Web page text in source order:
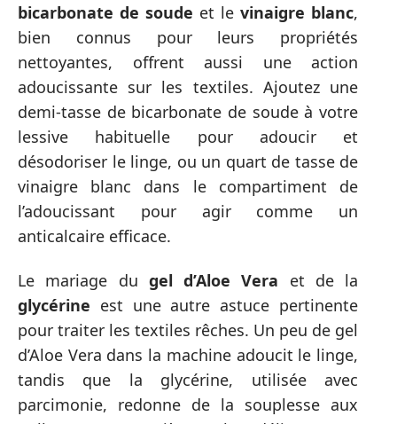
bicarbonate de soude et le vinaigre blanc,
bien connus pour leurs propriétés
nettoyantes, offrent aussi une action
adoucissante sur les textiles. Ajoutez une
demi-tasse de bicarbonate de soude à votre
lessive habituelle pour adoucir et
désodoriser le linge, ou un quart de tasse de
vinaigre blanc dans le compartiment de
l’adoucissant pour agir comme un
anticalcaire efficace.
Le mariage du gel d’Aloe Vera et de la
glycérine est une autre astuce pertinente
pour traiter les textiles rêches. Un peu de gel
d’Aloe Vera dans la machine adoucit le linge,
tandis que la glycérine, utilisée avec
parcimonie, redonne de la souplesse aux